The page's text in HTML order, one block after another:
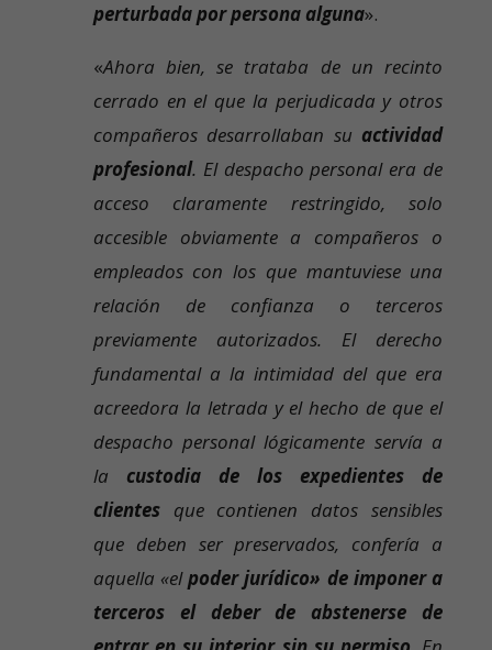
perturbada por persona alguna».
«Ahora bien, se trataba de un recinto
cerrado en el que la perjudicada y otros
compañeros desarrollaban su actividad
profesional. El despacho personal era de
acceso claramente restringido, solo
accesible obviamente a compañeros o
empleados con los que mantuviese una
relación de confianza o terceros
previamente autorizados. El derecho
fundamental a la intimidad del que era
acreedora la letrada y el hecho de que el
despacho personal lógicamente servía a
la custodia de los expedientes de
clientesque contienen datos sensibles
que deben ser preservados, confería a
aquella «elpoder jurídico» de imponer a
terceros el deber de abstenerse de